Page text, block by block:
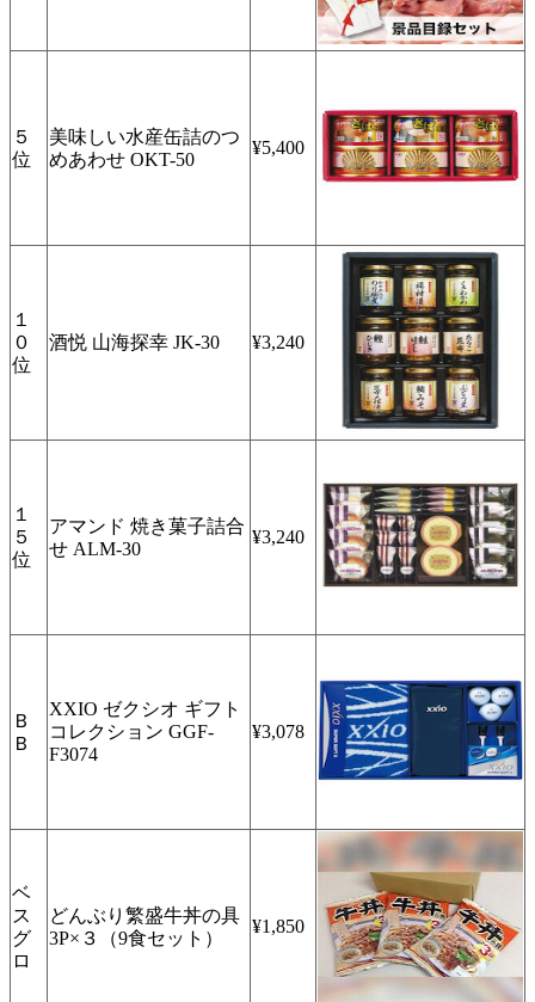
５
位
美味しい水産缶詰のつ
めあわせ OKT-50
¥5,400
１
０
位
酒悦 山海探幸 JK-30 ¥3,240
１
５
位
アマンド 焼き菓子詰合
せ ALM-30
¥3,240
Ｂ
Ｂ
XXIO ゼクシオ ギフト
コレクション GGF-
F3074
¥3,078
ベ
ス
グ
ロ
どんぶり繁盛牛丼の具
3P×３（9食セット）
¥1,850